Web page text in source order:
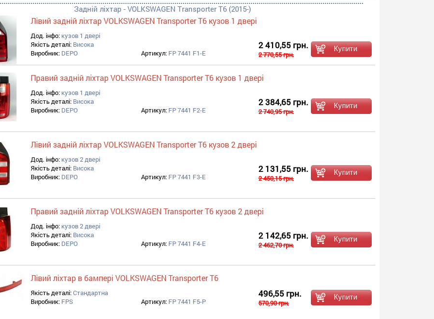
Задній ліхтар - VOLKSWAGEN Transporter T6 (2015-)
Лівий задній ліхтар VOLKSWAGEN Transporter T6 кузов 1 двері
Дод. інфо: кузов 1 двері
Якість деталі: Висока
Виробник: DEPO Артикул: FP 7441 F1-E
2 410,55 грн.
2 770,55 грн.
Правий задній ліхтар VOLKSWAGEN Transporter T6 кузов 1 двері
Дод. інфо: кузов 1 двері
Якість деталі: Висока
Виробник: DEPO Артикул: FP 7441 F2-E
2 384,65 грн.
2 740,95 грн.
Лівий задній ліхтар VOLKSWAGEN Transporter T6 кузов 2 двері
Дод. інфо: кузов 2 двері
Якість деталі: Висока
Виробник: DEPO Артикул: FP 7441 F3-E
2 131,55 грн.
2 450,15 грн.
Правий задній ліхтар VOLKSWAGEN Transporter T6 кузов 2 двері
Дод. інфо: кузов 2 двері
Якість деталі: Висока
Виробник: DEPO Артикул: FP 7441 F4-E
2 142,65 грн.
2 462,70 грн.
Лівий ліхтар в бампері VOLKSWAGEN Transporter T6
Якість деталі:Стандартна
Виробник: FPS Артикул: FP 7441 F5-P
496,55 грн.
570,90 грн.